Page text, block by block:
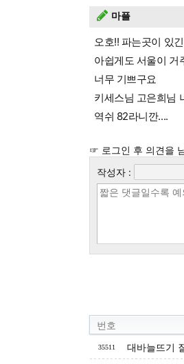
마플
오호!! 파는곳이 있
아쉽게도 서울이 거
너무 기쁘구요
키세스님 고은희님
역쉬 82라니깐....
☞ 로그인 후 의견을
작성자 :
번호
35511 대바늘뜨기